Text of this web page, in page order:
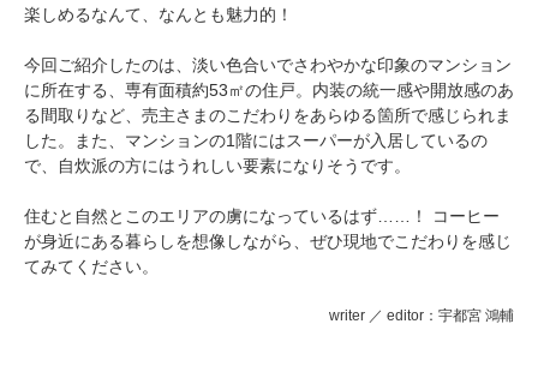
楽しめるなんて、なんとも魅力的！
今回ご紹介したのは、淡い色合いでさわやかな印象のマンション
に所在する、専有面積約53㎡の住戸。内装の統一感や開放感のあ
る間取りなど、売主さまのこだわりをあらゆる箇所で感じられま
した。また、マンションの1階にはスーパーが入居しているの
で、自炊派の方にはうれしい要素になりそうです。
住むと自然とこのエリアの虜になっているはず……！ コーヒー
が身近にある暮らしを想像しながら、ぜひ現地でこだわりを感じ
てみてください。
writer ／ editor：宇都宮 鴻輔